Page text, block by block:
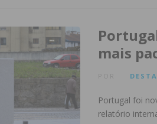
mais
Portugal foi
relatório